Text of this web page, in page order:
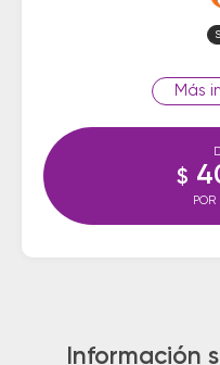
$
POR
Información